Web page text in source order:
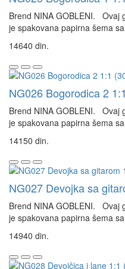
Brend NINA GOBLENI. Ovaj
je spakovana papirna šema
14640 din.
NG026 Bogorodica 2
Brend NINA GOBLENI. Ovaj
je spakovana papirna šema
14150 din.
NG027 Devojka sa
Brend NINA GOBLENI. Ovaj
je spakovana papirna šema
14940 din.